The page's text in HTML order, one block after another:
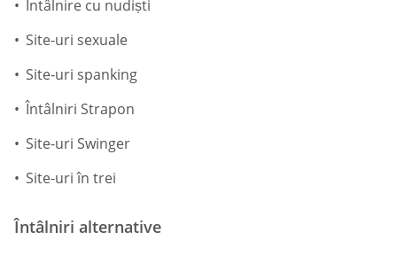
Întâlnire cu nudiști
Site-uri sexuale
Site-uri spanking
Întâlniri Strapon
Site-uri Swinger
Site-uri în trei
Întâlniri alternative